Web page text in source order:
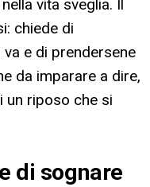
vita sveglia. Il
chiede di
e di prendersene
da imparare a dire,
un riposo che si
di sognare